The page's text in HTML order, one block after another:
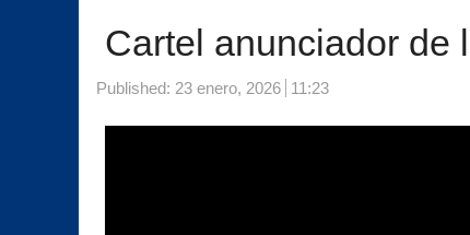
Cartel anunciador de
Published: 23 enero, 2026 11:23